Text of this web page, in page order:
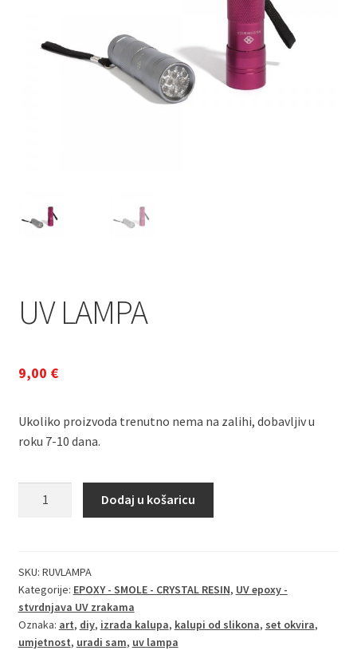
UV LAMPA
9,00 €
Ukoliko proizvoda trenutno nema na zalihi, dobavljiv u
roku 7-10 dana.
Dodaj u košaricu
SKU: RUVLAMPA
Kategorije: EPOXY - SMOLE - CRYSTAL RESIN, UV epoxy -
stvrdnjava UV zrakama
Oznaka: art, diy, izrada kalupa, kalupi od slikona, set okvira,
umjetnost, uradi sam, uv lampa